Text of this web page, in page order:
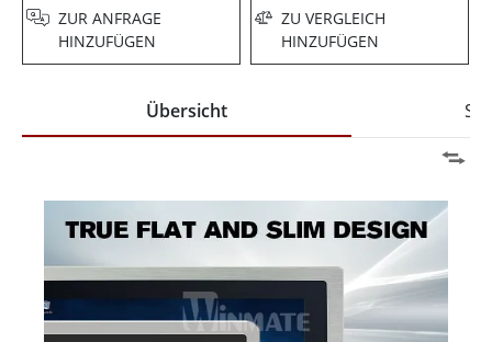
ZUR ANFRAGE
HINZUFÜGEN
ZU VERGLEICH
HINZUFÜGEN
Übersicht